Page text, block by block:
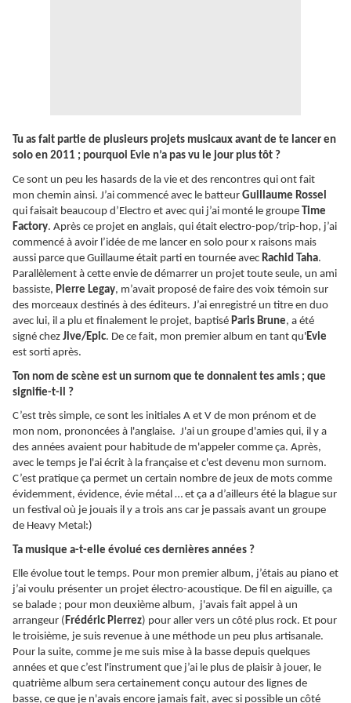
Tu as fait partie de plusieurs projets musicaux avant de te lancer en
solo en 2011 ; pourquoi Evie n’a pas vu le jour plus tôt ?
Ce sont un peu les hasards de la vie et des rencontres qui ont fait
mon chemin ainsi. J’ai commencé avec le batteur Guillaume Rossel
qui faisait beaucoup d’Electro et avec qui j’ai monté le groupe
Time
Factory. Après ce projet en anglais, qui était electro-pop/trip-hop, j’ai
commencé à avoir l’idée de me lancer en solo pour x raisons mais
aussi parce que Guillaume était parti en tournée avec Rachid Taha.
Parallèlement à cette envie de démarrer un projet toute seule, un ami
bassiste, Pierre Legay, m’avait proposé de faire des voix témoin sur
des morceaux destinés à des éditeurs. J’ai enregistré un titre en duo
avec lui, il a plu et finalement le projet, baptisé Paris Brune, a été
signé chez Jive/Epic. De ce fait, mon premier album en tant qu'Evie
est sorti après.
Ton nom de scène est un surnom que te donnaient tes amis ; que
signifie-t-il ?
C’est très simple, ce sont les initiales A et V de mon prénom et de
mon nom, prononcées à l'anglaise. J'ai un groupe d'amies qui, il y a
des années avaient pour habitude de m'appeler comme ça. Après,
avec le temps je l'ai écrit à la française et c'est devenu mon surnom.
C’est pratique ça permet un certain nombre de jeux de mots comme
évidemment, évidence, évie métal … et ça a d’ailleurs été la blague sur
un festival où je jouais il y a trois ans car je passais avant un groupe
de Heavy Metal:)
Ta musique a-t-elle évolué ces dernières années ?
Elle évolue tout le temps. Pour mon premier album, j’étais au piano et
j’ai voulu présenter un projet électro-acoustique. De fil en aiguille, ça
se balade ; pour mon deuxième album, j'avais fait appel à un
arrangeur (Frédéric Pierrez) pour aller vers un côté plus rock. Et pour
le troisième, je suis revenue à une méthode un peu plus artisanale.
Pour la suite, comme je me suis mise à la basse depuis quelques
années et que c’est l'instrument que j’ai le plus de plaisir à jouer, le
quatrième album sera certainement conçu autour des lignes de
basse, ce que je n'avais encore jamais fait, avec si possible un côté